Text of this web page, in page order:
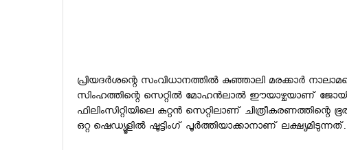
പ്രിയദര്‍ശന്റെ സംവിധാനത്തില്‍ കുഞ്ഞാലി മരക്കാര്‍
സിംഹത്തിന്റെ സെറ്റില്‍ മോഹന്‍ലാല്‍ ഈയാഴ്ചയാണ്
ഫിലിംസിറ്റിയിലെ കുറ്റന്‍ സെറ്റിലാണ് ചിത്രീകരണത്തിന്റെ
ഒറ്റ ഷെഡ്യൂളില്‍ ഷൂട്ടിംഗ് പൂര്‍ത്തിയാക്കാനാണ് ലക്ഷ്യമിടുന്നത്.